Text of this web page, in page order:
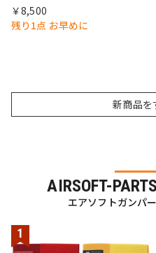
￥8,500
残り1点 お早めに
新商品を
AIRSOFT-
エアソフトガンパ